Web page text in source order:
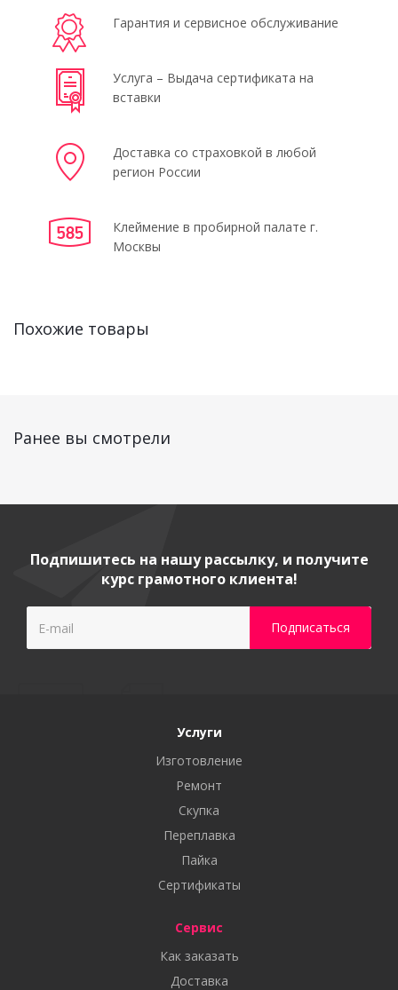
Гарантия и сервисное обслуживание
Услуга – Выдача сертификата на
вставки
Доставка со страховкой в любой
регион России
Клеймение в пробирной палате г.
Москвы
Похожие товары
Ранее вы смотрели
Подпишитесь на нашу рассылку, и получите
курс грамотного клиента!
Услуги
Изготовление
Ремонт
Скупка
Переплавка
Пайка
Сертификаты
Сервис
Как заказать
Доставка